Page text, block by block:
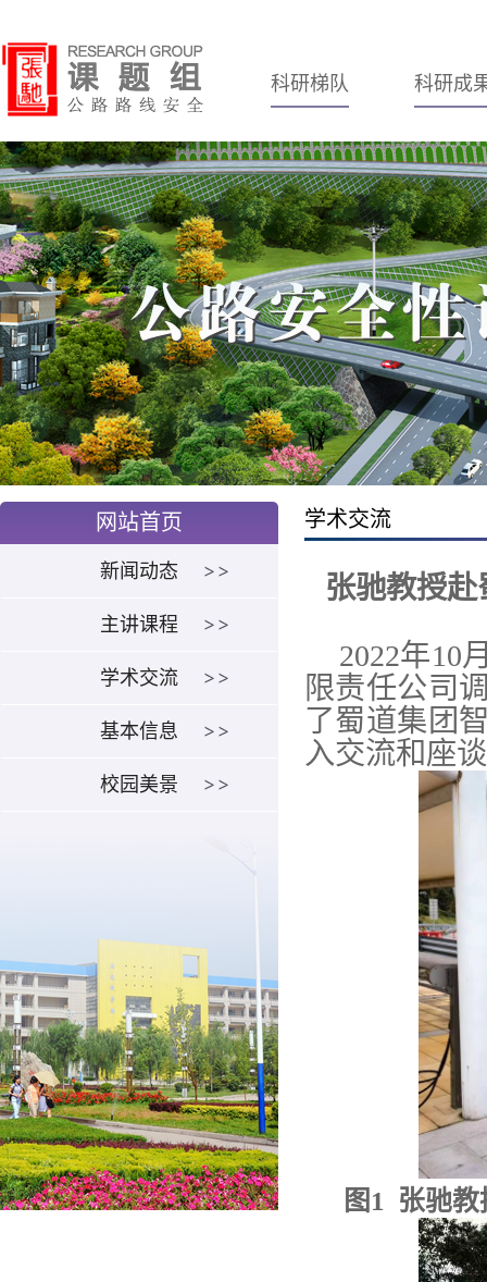
科研梯队 科研成
学术交流
张驰教授
2022年10
限责任公司
了蜀道集团
入交流和座
图 1 张驰
网站首页
新闻动态
主讲课程
学术交流
基本信息
校园美景